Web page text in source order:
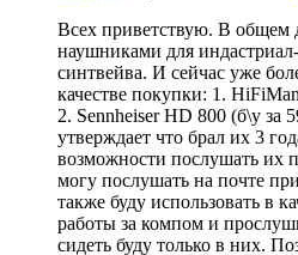
Всех приветствую. В общем
наушниками для
синтвейва. И сейчас уже
качестве покупки: 1.
2. Sennheiser HD 800 (б\у за
утверждает что брал их 3
возможности послушать их
могу послушать на почте
также буду использовать в
работы за компом и
сидеть буду только в них.